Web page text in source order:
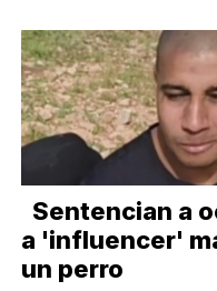
Sentencian a
a 'influencer'
un perro